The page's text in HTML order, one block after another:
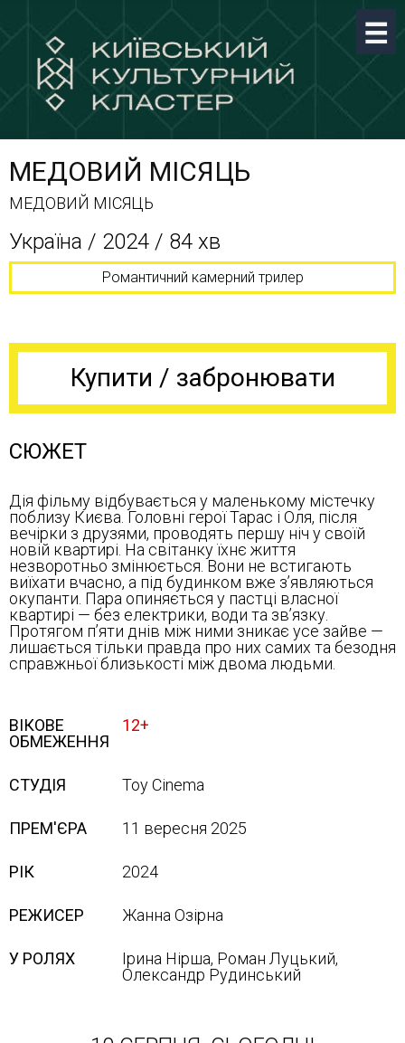
МЕДОВИЙ МІСЯЦЬ
МЕДОВИЙ МІСЯЦЬ
Україна / 2024 / 84 хв
Романтичний камерний трилер
Купити / забронювати
СЮЖЕТ
Дія фільму відбувається у маленькому містечку
поблизу Києва. Головні герої Тарас і Оля, після
вечірки з друзями, проводять першу ніч у своїй
новій квартирі. На світанку їхнє життя
незворотньо змінюється. Вони не встигають
виїхати вчасно, а під будинком вже з’являються
окупанти. Пара опиняється у пастці власної
квартирі — без електрики, води та зв’язку.
Протягом п’яти днів між ними зникає усе зайве —
лишається тільки правда про них самих та безодня
справжньої близькості між двома людьми.
ВІКОВЕ
ОБМЕЖЕННЯ
12+
СТУДІЯ Toy Cinema
ПРЕМ'ЄРА 11 вересня 2025
РІК 2024
РЕЖИСЕР Жанна Озірна
У РОЛЯХ
Ірина Нірша, Роман Луцький,
Олександр Рудинський